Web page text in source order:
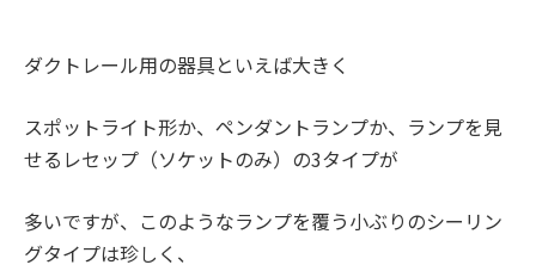
ダクトレール用の器具といえば大きく
スポットライト形か、ペンダントランプか、ランプを見
せるレセップ（ソケットのみ）の3タイプが
多いですが、このようなランプを覆う小ぶりのシーリン
グタイプは珍しく、